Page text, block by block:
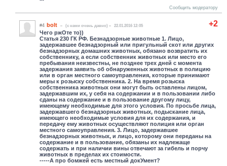
Сообщить модератору
+2
#4 bolt (c нами очень давно) 22.01.2016 12:05
Чего ржОте то))
Статья 230 ГК РФ. Безнадзорные животные 1. Лицо,
задержавшее безнадзорный или пригульный скот или других
безнадзорных домашних животных, обязано возвратить их
собственнику, а если собственник животных или место его
пребывания неизвестны, не позднее трех дней с момента
задержания заявить об обнаруженных животных в полицию
или в орган местного самоуправления, которые принимают
меры к розыску собственника. 2. На время розыска
собственника животных они могут быть оставлены лицом,
задержавшим их, у себя на содержании и в пользовании либо
сданы на содержание и в пользование другому лицу,
имеющему необходимые для этого условия. По просьбе лица,
задержавшего безнадзорных животных, подыскание лица,
имеющего необходимые условия для их содержания, и
передачу ему животных осуществляют полиция или орган
местного самоуправления. 3. Лицо, задержавшее
безнадзорных животных, и лицо, которому они переданы на
содержание и в пользование, обязаны их надлежаще
содержать и при наличии вины отвечают за гибель и порчу
животных в пределах их стоимости.
-----А про бомжей есть местный докУмент?